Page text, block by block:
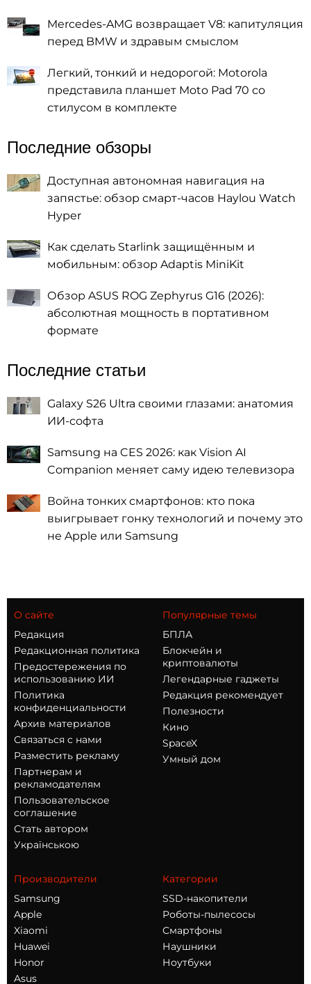
Mercedes-AMG возвращает V8: капитуляция
перед BMW и здравым смыслом
Легкий, тонкий и недорогой: Motorola
представила планшет Moto Pad 70 со
стилусом в комплекте
Последние обзоры
Доступная автономная навигация на
запястье: обзор смарт-часов Haylou Watch
Hyper
Как сделать Starlink защищённым и
мобильным: обзор Adaptis MiniKit
Обзор ASUS ROG Zephyrus G16 (2026):
абсолютная мощность в портативном
формате
Последние статьи
Galaxy S26 Ultra своими глазами: анатомия
ИИ-софта
Samsung на CES 2026: как Vision AI
Companion меняет саму идею телевизора
Война тонких смартфонов: кто пока
выигрывает гонку технологий и почему это
не Apple или Samsung
О сайте
Редакция
Редакционная политика
Предостережения по
использованию ИИ
Политика
конфиденциальности
Архив материалов
Связаться с нами
Разместить рекламу
Партнерам и
рекламодателям
Пользовательское
соглашение
Стать автором
Українською
Популярные темы
БПЛА
Блокчейн и
криптовалюты
Легендарные гаджеты
Редакция рекомендует
Полезности
Кино
SpaceX
Умный дом
Производители
Samsung
Apple
Xiaomi
Huawei
Honor
Asus
Категории
SSD-накопители
Роботы-пылесосы
Смартфоны
Наушники
Ноутбуки